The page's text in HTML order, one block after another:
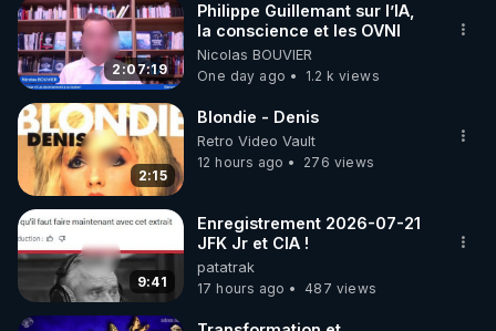
2:07:19
Philippe Guillemant sur l’IA,
la conscience et les OVNI
Nicolas BOUVIER
One day ago
1.2 k views
2:15
Blondie - Denis
Retro Video Vault
12 hours ago
276 views
9:41
Enregistrement 2026-07-21
JFK Jr et CIA !
patatrak
17 hours ago
487 views